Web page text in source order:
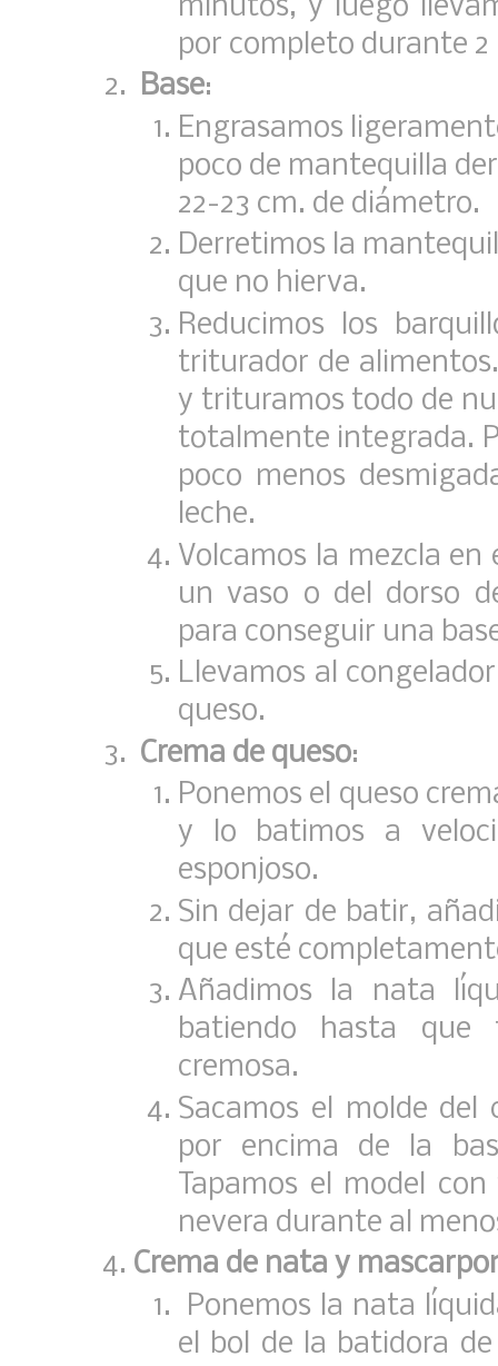
minutos, y luego
por completo durante 2
Base:
Engrasamos
poco de mantequilla
22-23 cm. de diámetro.
Derretimos la
que no hierva.
Reducimos los
triturador de
y trituramos todo de
totalmente integrada.
poco menos
leche.
Volcamos la mezcla
un vaso o del dorso
para conseguir una
Llevamos al
queso.
Crema de queso:
Ponemos el queso
y lo batimos a
esponjoso.
Sin dejar de batir,
que esté
Añadimos la nata
batiendo hasta que
cremosa.
Sacamos el molde
por encima de la
Tapamos el model
nevera durante al
Crema de nata y
Ponemos la nata
el bol de la batidora